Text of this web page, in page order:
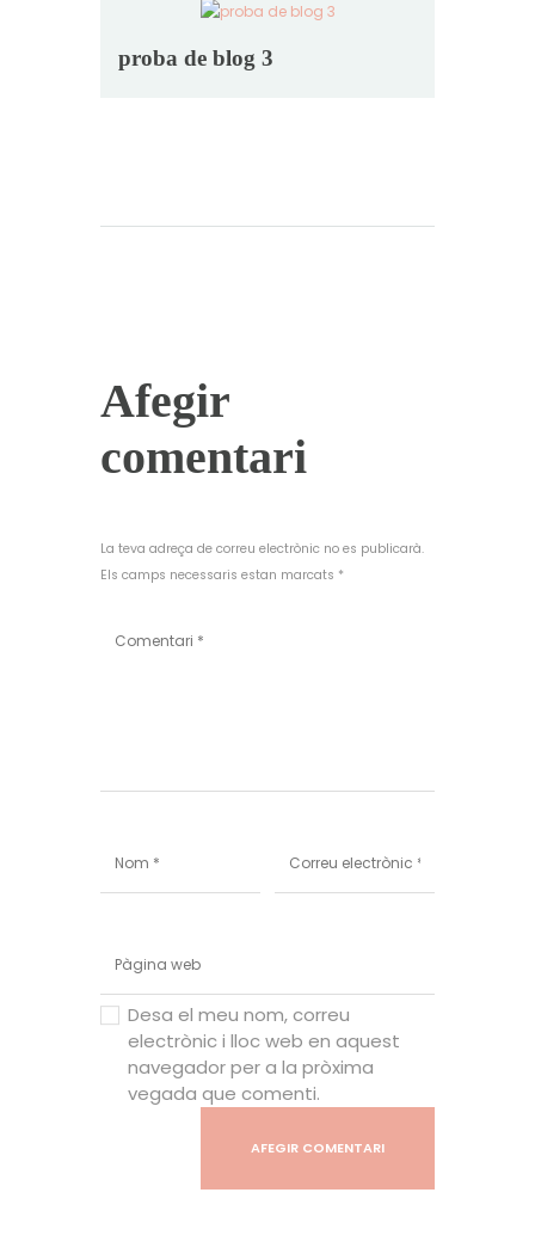
proba de blog 3
Afegir
comentari
La teva adreça de correu electrònic no es publicarà.
Els camps necessaris estan marcats *
Desa el meu nom, correu
electrònic i lloc web en aquest
navegador per a la pròxima
vegada que comenti.